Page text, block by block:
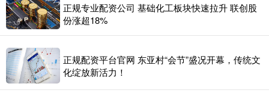
正规专业配资公司 基础化工板块快速拉升 联创股
份涨超18%
正规配资平台官网 东亚村“会节”盛况开幕，传统文
化绽放新活力！